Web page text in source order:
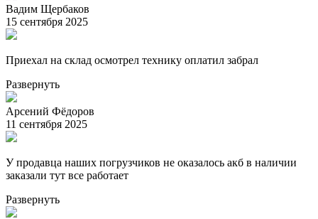
Вадим Щербаков
15 сентября 2025
Приехал на склад осмотрел технику оплатил забрал
Развернуть
Арсений Фёдоров
11 сентября 2025
У продавца наших погрузчиков не оказалось акб в наличии
заказали тут все работает
Развернуть